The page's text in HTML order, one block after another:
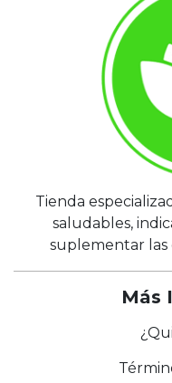
Tienda
saludables,
suplementar las
Más